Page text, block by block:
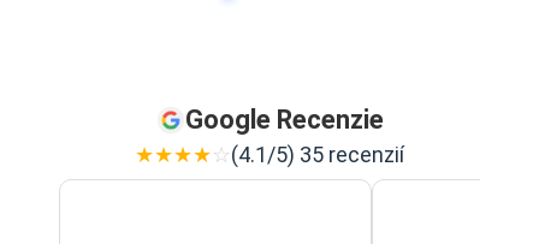
Google Recenzie
★★★★☆(4.1/5) 35 recenzií